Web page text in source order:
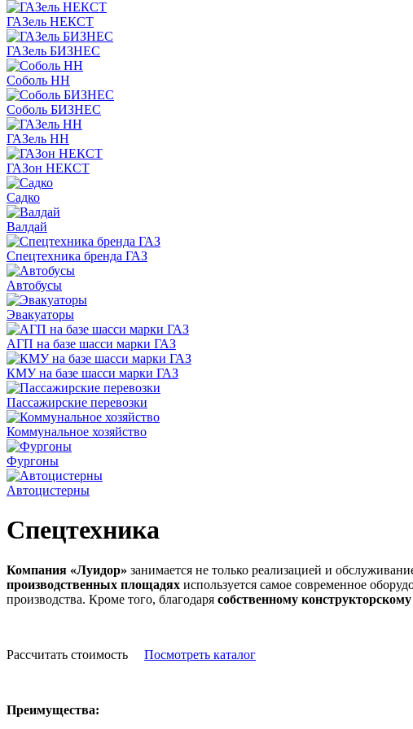
ГАЗель НЕКСТ
ГАЗель БИЗНЕС
Соболь НН
Соболь БИЗНЕС
ГАЗель НН
ГАЗон НЕКСТ
Садко
Валдай
Спецтехника бренда ГАЗ
Автобусы
Эвакуаторы
АГП на базе шасси марки ГАЗ
КМУ на базе шасси марки ГАЗ
Пассажирские перевозки
Коммунальное хозяйство
Фургоны
Автоцистерны
Спецтехника
Компания «Луидор» занимается не только реализацией и
производственных площадях используется самое современное
производства. Кроме того, благодаря собственному
Рассчитать стоимость Посмотреть каталог
Преимущества: